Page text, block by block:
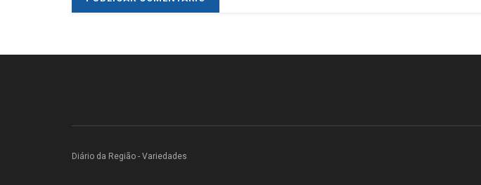
Diário da Região - Variedades